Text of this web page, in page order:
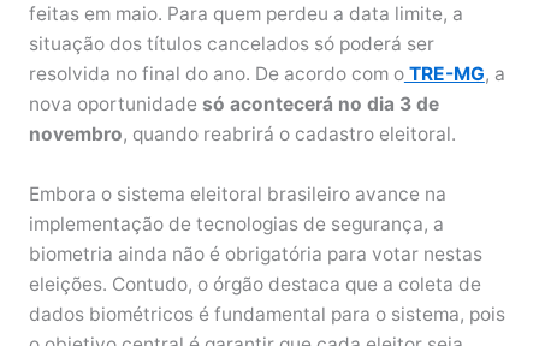
feitas em maio. Para quem perdeu a data limite, a
situação dos títulos cancelados só poderá ser
resolvida no final do ano. De acordo com oTRE-MG, a
nova oportunidade só acontecerá no dia 3 de
novembro, quando reabrirá o cadastro eleitoral.
Embora o sistema eleitoral brasileiro avance na
implementação de tecnologias de segurança, a
biometria ainda não é obrigatória para votar nestas
eleições. Contudo, o órgão destaca que a coleta de
dados biométricos é fundamental para o sistema, pois